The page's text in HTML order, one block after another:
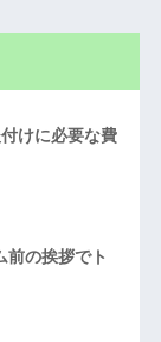
けに必要な費
前の挨拶でト